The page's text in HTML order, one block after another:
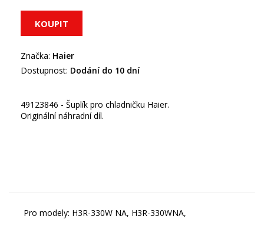
Značka: Haier
Dostupnost: Dodání do 10 dní
49123846 - Šuplík pro chladničku Haier.
Originální náhradní díl.
Pro modely: H3R-330W NA, H3R-330WNA,